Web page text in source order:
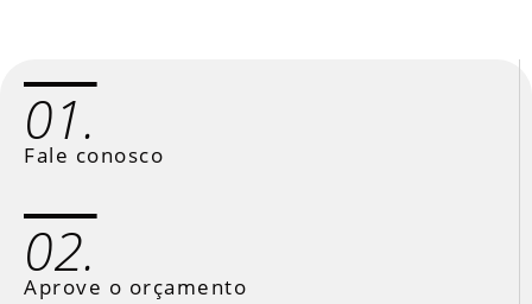
01.
Fale conosco
02.
Aprove o orçamento